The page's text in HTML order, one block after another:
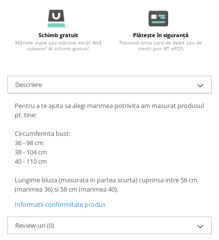
Schimb gratuit
Mărime mare sau mărime mică? Altă
culoare? Ai schimb gratuit!
Plătește în siguranță
Folosind orice card de debit sau de
credit prin BT ePOS
Descriere
Pentru a te ajuta sa alegi marimea potrivita am masurat produsul
pt. tine:
Circumferinta bust:
36 - 98 cm
38 - 104 cm
40 - 110 cm
Lungime bluza (masurata in partea scurta) cuprinsa intre 56 cm
(marimea 36) si 58 cm (marimea 40).
Informatii conformitate produs
Review-uri(0)